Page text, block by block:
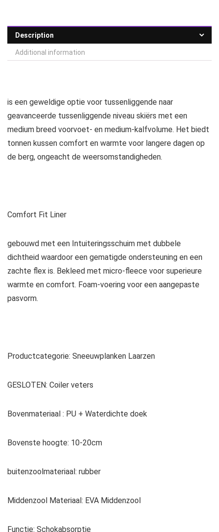
Description
Additional information
is een geweldige optie voor tussenliggende naar
geavanceerde tussenliggende niveau skiërs met een
medium breed voorvoet- en medium-kalfvolume. Het biedt
tonnen kussen comfort en warmte voor langere dagen op
de berg, ongeacht de weersomstandigheden.
Comfort Fit Liner
gebouwd met een Intuiteringsschuim met dubbele
dichtheid waardoor een gematigde ondersteuning en een
zachte flex is. Bekleed met micro-fleece voor superieure
warmte en comfort. Foam-voering voor een aangepaste
pasvorm.
Productcategorie: Sneeuwplanken Laarzen
GESLOTEN: Coiler veters
Bovenmateriaal : PU + Waterdichte doek
Bovenste hoogte: 10-20cm
buitenzoolmateriaal: rubber
Middenzool Materiaal: EVA Middenzool
Functie: Schokabsorptie